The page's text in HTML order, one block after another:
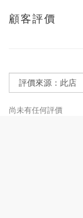
顧客評價
尚未有任何評價